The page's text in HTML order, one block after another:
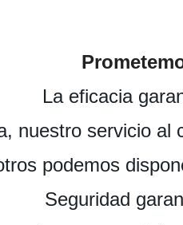
La eficacia
nuestro servicio
podemos
Seguridad